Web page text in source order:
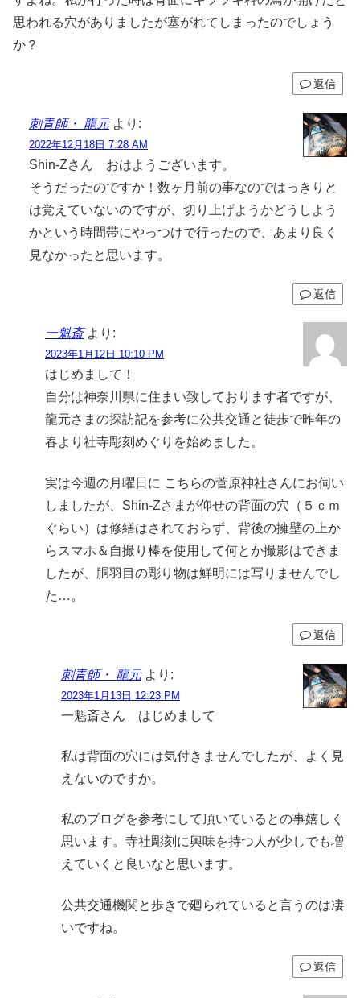
思われる穴がありましたが塞がれてしまったのでしょう
か？
返信
刺青師・ 龍元 より:
2022年12月18日 7:28 AM
Shin-Zさん おはようございます。
そうだったのですか！数ヶ月前の事なのではっきりと
は覚えていないのですが、切り上げようかどうしよう
かという時間帯にやっつけで行ったので、あまり良く
見なかったと思います。
返信
一魁斎 より:
2023年1月12日 10:10 PM
はじめまして！
自分は神奈川県に住まい致しております者ですが、
龍元さまの探訪記を参考に公共交通と徒歩で昨年の
春より社寺彫刻めぐりを始めました。
実は今週の月曜日に こちらの菅原神社さんにお伺い
しましたが、Shin-Zさまが仰せの背面の穴（５ｃｍ
ぐらい）は修繕はされておらず、背後の擁壁の上か
らスマホ＆自撮り棒を使用して何とか撮影はできま
したが、胴羽目の彫り物は鮮明には写りませんでし
た…。
返信
刺青師・ 龍元 より:
2023年1月13日 12:23 PM
一魁斎さん はじめまして
私は背面の穴には気付きませんでしたが、よく見
えないのですか。
私のブログを参考にして頂いているとの事嬉しく
思います。寺社彫刻に興味を持つ人が少しでも増
えていくと良いなと思います。
公共交通機関と歩きで廻られていると言うのは凄
いですね。
返信